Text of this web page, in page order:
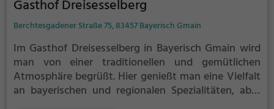
Gasthof Dreisesselberg
Berchtesgadener Straße 75, 83457 Bayerisch Gmain
Im Gasthof Dreisesselberg in Bayerisch Gmain wird
man von einer traditionellen und gemütlichen
Atmosphäre begrüßt. Hier genießt man eine Vielfalt
an bayerischen und regionalen Spezialitäten, aber